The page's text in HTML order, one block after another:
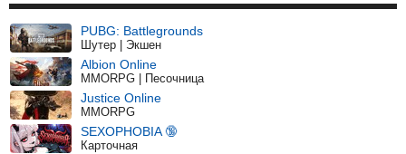
PUBG: Battlegrounds
Шутер | Экшен
Albion Online
MMORPG | Песочница
Justice Online
MMORPG
SEXOPHOBIA 🔞
Карточная